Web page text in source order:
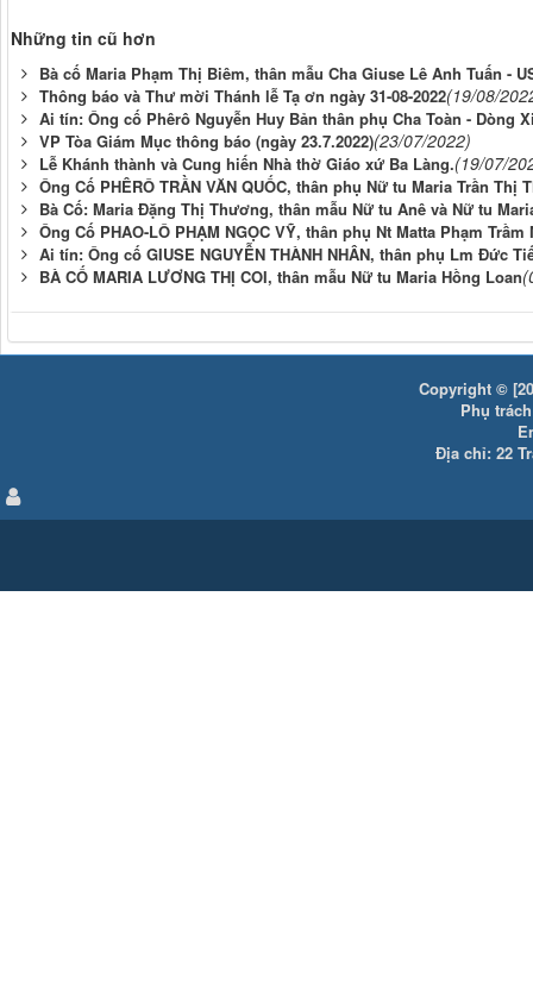
Những tin cũ hơn
Bà cố Maria Phạm Thị Biêm, thân mẫu Cha Giuse Lê Anh Tuấn -
Thông báo và Thư mời Thánh lễ Tạ ơn ngày 31-08-2022(19/08/
Ai tín: Ông cố Phêrô Nguyễn Huy Bản thân phụ Cha Toàn - Dòng
VP Tòa Giám Mục thông báo (ngày 23.7.2022)(23/07/2022)
Lễ Khánh thành và Cung hiến Nhà thờ Giáo xứ Ba Làng.(19/07/
Ông Cố PHÊRÔ TRẦN VĂN QUỐC, thân phụ Nữ tu Maria Trần Thị
Bà Cố: Maria Đặng Thị Thương, thân mẫu Nữ tu Anê và Nữ tu
Ông Cố PHAO-LÔ PHẠM NGỌC VỸ, thân phụ Nt Matta Phạm Trầm
Ai tín: Ông cố GIUSE NGUYỄN THÀNH NHÂN, thân phụ Lm Đức
BÀ CỐ MARIA LƯƠNG THỊ COI, thân mẫu Nữ tu Maria Hồng Loan
Copyright ©
Phụ
Địa chỉ: 22